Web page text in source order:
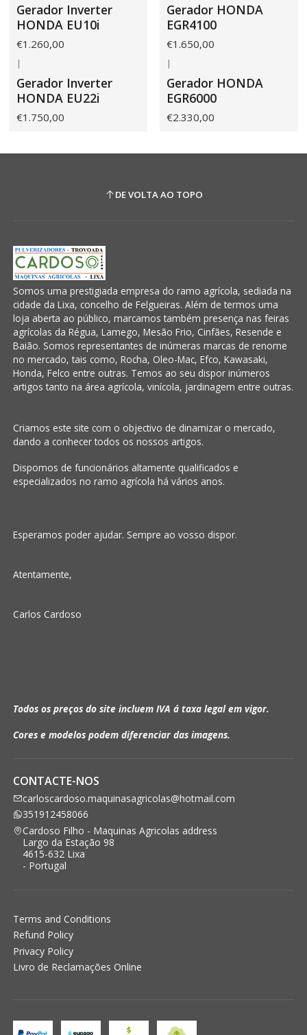
Gerador Inverter
HONDA EU10i
€1.260,00
Gerador HONDA
EGR4100
€1.650,00
|
Gerador Inverter
HONDA EU22i
€1.750,00
|
Gerador HONDA
EGR6000
€2.330,00
DE VOLTA AO TOPO
Somos uma prestigiada empresa do ramo agrícola, sediada na
cidade da Lixa, concelho de Felgueiras. Além de termos uma
loja aberta ao público, marcamos também presença nas feiras
agrícolas da Régua, Lamego, Mesão Frio, Cinfães, Resende e
Baião. Somos representantes de inúmeras marcas de renome
no mercado, tais como, Rocha, Oleo-Mac, Efco, Kawasaki,
Honda, Felco entre outras. Temos ao seu dispor inúmeros
artigos tanto na área agrícola, vinícola, jardinagem entre outras.
Criamos este site com o objectivo de dinamizar o mercado,
dando a conhecer todos os nossos artigos.
Dispomos de funcionários altamente qualificados e
especializados no ramo agrícola há vários anos.
Esperamos poder ajudar. Sempre ao vosso dispor.
Atentamente,
Carlos Cardoso
Todos os preços do site incluem IVA á taxa legal em vigor.
Cores e modelos podem diferenciar das imagens.
CONTACTE-NOS
carloscardoso.maquinasagricolas@hotmail.com
351912458066
Cardoso Filho - Maquinas Agricolas address
Largo da Estação 98
4615-632 Lixa
- Portugal
Terms and Conditions
Refund Policy
Privacy Policy
Livro de Reclamações Online